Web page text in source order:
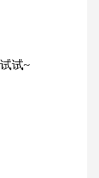
试~